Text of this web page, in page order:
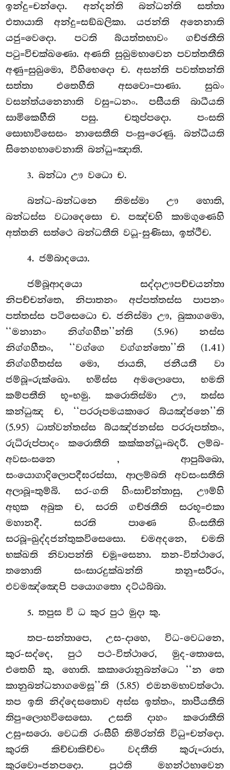
ඉන්දු=චන්දො. අන්දන්ති බන්ධන්ති සත්තා
එතායාති අන්දු=සඞ්ඛලිකා. යජන්ති අනෙනාති
යජු=වෙදො. පටති බ්යත්තභාවං ගච්ඡතීති
පටු=විචක්ඛණො. අණති සුඛුමභාවෙන පවත්තතීති
අණු=සුඛුමො, වීහිභෙදො ච. අසන්ති පවත්තන්ති
සත්තා එතෙහීති අසවො=පාණා. සුඛං
වසන්ත්යනෙනාති වසු=ධනං. පසීයති බාධීයති
සාමිකෙහීති පසු. චතුප්පදො. පංසති
සොභාවිසෙසං නාසෙතීති පංසු=රෙණු. බන්ධීයති
සිනෙහභාවෙනාති බන්ධු=ඤාති.
3. බන්ධා ඌ වධො ච.
බන්ධ-බන්ධනෙ තිමස්මා ඌ හොති,
බන්ධස්ස වධාදෙසො ච. පඤ්චහි කාමගුණෙහි
අත්තනි සත්ථෙ බන්ධතීති වධූ-සුණිසා, ඉත්ථීච.
4. ජම්බාදයො.
ජම්බූආදයො සද්දාඌපච්චයන්තා
නිපච්චන්තෙ, නිපාතනං අප්පත්තස්ස පාපනං
පත්තස්ස පටිසෙධො ච. ජනිස්මා ඌ, බුකාගමො,
‘‘මනානං නිග්ගහීත’’න්ති (5.96) නස්ස
නිග්ගහීතං, ‘‘වග්ගෙ වග්ගන්තො’’ති (1.41)
නිග්ගහීතස්ස මො, ජායති, ජනීයතී වා
ජම්බූ=රුක්ඛො. භමිස්ස අමලොපො, භමති
කම්පතීති භූ=භමු. කරොතිස්මා ඌ, තස්ස
කන්ධුඤ ච, ‘‘පරරූපමයකාරෙ බ්යඤ්ජනෙ’’ති
(5.95) ධාත්වන්තස්ස බ්යඤ්ජනස්ස පරරූපත්තං,
රුධිරුප්පාදං කරොතීති කක්කන්ධූ=බදරී. ලම්බ-
අවසංසනෙ , ආපුබ්බො,
සංයොගාදිලොපදීඝරස්සා, ආලම්බති අවසංසතීති
අලාබූ=තුම්බි. සර-ගති හිංසාචින්තාසු, ඌම්හි
අභුක අබුක ච, සරති ගච්ඡතීති සරභූ=එකා
මහානදී. සරති පාණෙ හිංසතීති
සරබූ=ඛුද්දජන්තුකවිසෙසො. චමඅදනෙ, චමති
භක්ඛති නිවාපන්ති චමූ=සෙනා. තන-විත්ථාරෙ,
තනොති සංසාරදුක්ඛන්ති තනු=සරීරං,
එවමඤ්ඤෙපි පයොගතො දට්ඨබ්බා.
5. තපුස වි ධ කුර පුථ මුදා කු.
තප-සන්තාපෙ, උස-දාහෙ, විධ-වෙධනෙ,
කුර-සද්දෙ, පුථ පථ-විත්ථාරෙ, මුද-තොසෙ,
එතෙහි කු, හොති. කකාරොනුබන්ධො ‘‘න තෙ
කානුබන්ධනාගමෙසූ’’ති (5.85) එඔනමභාවත්ථො.
තප ඉති නිද්දෙසතොව අස්ස ඉත්තං, තාපීයතීති
තිපු=ලොහවිසෙසො. උසති දාහං කරොතීති
උසු=සරො. වෙධති රංසීහි තිමිරන්ති විධු=චන්දො.
කුරති කිච්චාකිච්චං වදතීති කුරු=රාජා,
කුරවො=ජනපදො. පුථති මහන්ථභාවෙන